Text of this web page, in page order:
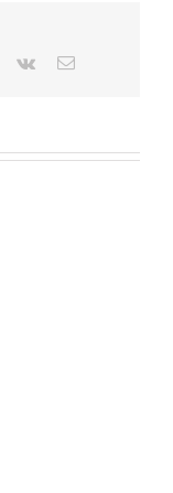
Pinterest
Vk Email